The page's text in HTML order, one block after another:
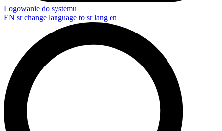
Logowanie do systemu
EN sr change language to sr lang en